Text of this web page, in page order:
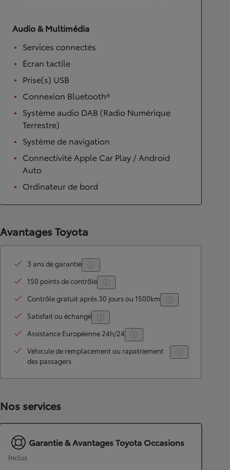
Audio & Multimédia
Services connectés
Écran tactile
Prise(s) USB
Connexion Bluetooth®
Système audio DAB (Radio Numérique
Terrestre)
Système de navigation
Connectivité Apple Car Play / Android
Auto
Ordinateur de bord
Avantages Toyota
3 ans de garantie
150 points de contrôle
Contrôle gratuit après 30 jours ou 1500km
Satisfait ou échangé
Assistance Européenne 24h/24
Véhicule de remplacement ou rapatriement
des passagers
Nos services
Garantie & Avantages Toyota Occasions
Inclus